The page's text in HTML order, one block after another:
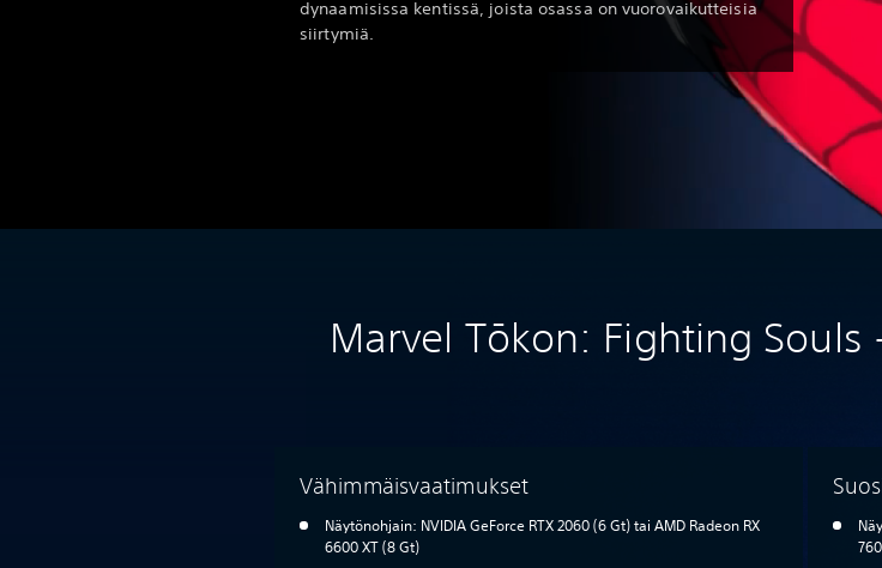
dynaamisissa kentissä, joista osassa on vuorovaikutteisia
siirtymiä.
Marvel Tōkon: Fighting
Vähimmäisvaatimukset
Näytönohjain: NVIDIA GeForce RTX 2060 (6 Gt) tai AMD Radeon RX
6600 XT (8 Gt)